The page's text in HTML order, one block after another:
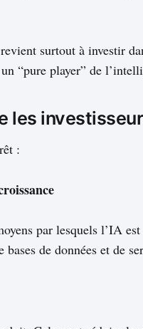
surtout à investir
“pure player” de
les
:
par lesquels l’IA
de données et de